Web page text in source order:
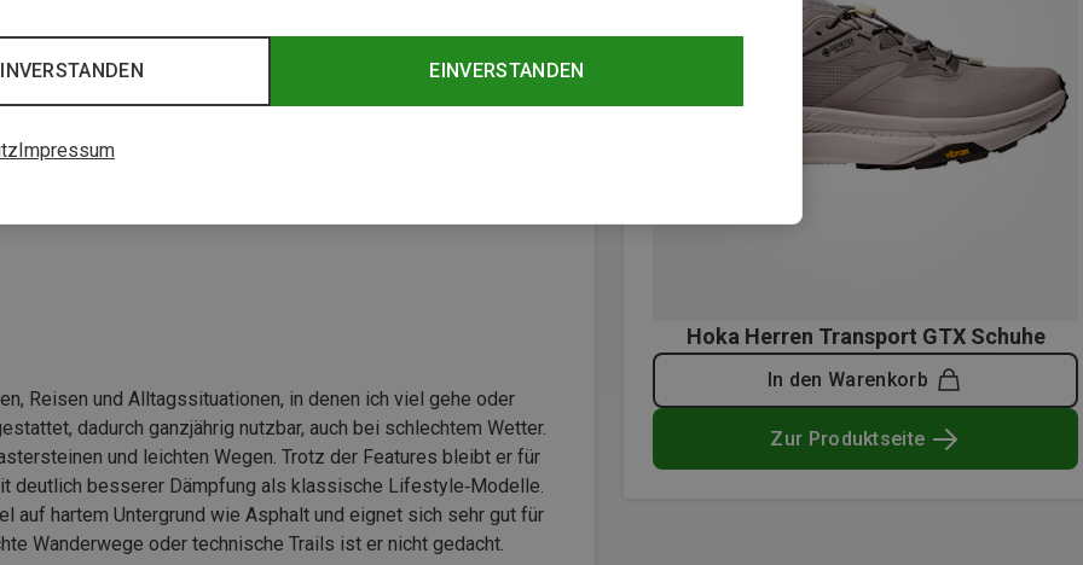
Reisen und Alltagssituationen, in denen ich viel gehe oder
dadurch ganzjährig nutzbar, auch bei schlechtem Wetter.
und leichten Wegen. Trotz der Features bleibt er für
deutlich besserer Dämpfung als klassische Lifestyle‑Modelle.
hartem Untergrund wie Asphalt und eignet sich sehr gut für
Wanderwege oder technische Trails ist er nicht gedacht.
Hoka Herren Transport GTX Schuhe
In den Warenkorb
Zur Produktseite
EINVERSTANDEN
Impressum